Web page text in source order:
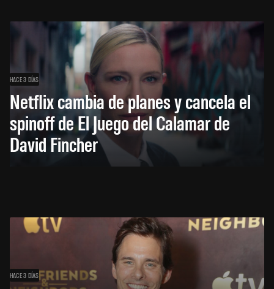
HACE 3 DÍAS
Netflix cambia de planes y cancela el
spinoff de El Juego del Calamar de
David Fincher
HACE 3 DÍAS